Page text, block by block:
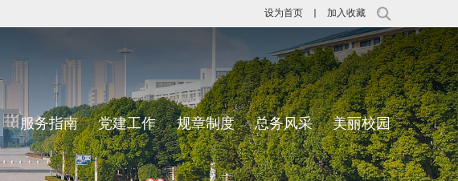
设为首页 加入收藏
服务指南 党建工作 规章制度 总务风采 美丽校园